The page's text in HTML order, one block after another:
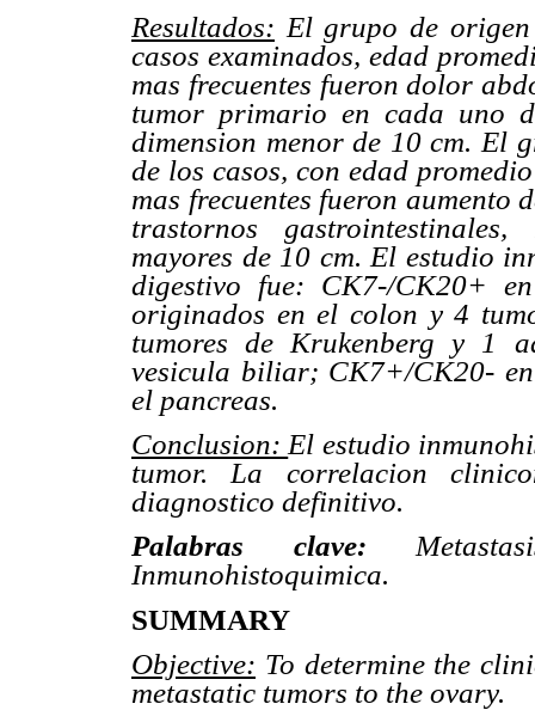
Resultados: El grupo de
casos examinados, edad
mas frecuentes fueron dolor
tumor primario en cada uno
dimension menor de 10 cm. El
de los casos, con edad
mas frecuentes fueron
trastornos
mayores de 10 cm. El estudio
digestivo fue: CK7-/CK20+
originados en el colon y 4
tumores de Krukenberg y 1
vesicula biliar; CK7+/CK20-
el pancreas.
Conclusion: El estudio
tumor. La correlacion
diagnostico definitivo.
Palabras clave:
Inmunohistoquimica.
SUMMARY
Objective: To determine the
metastatic tumors to the ovary.